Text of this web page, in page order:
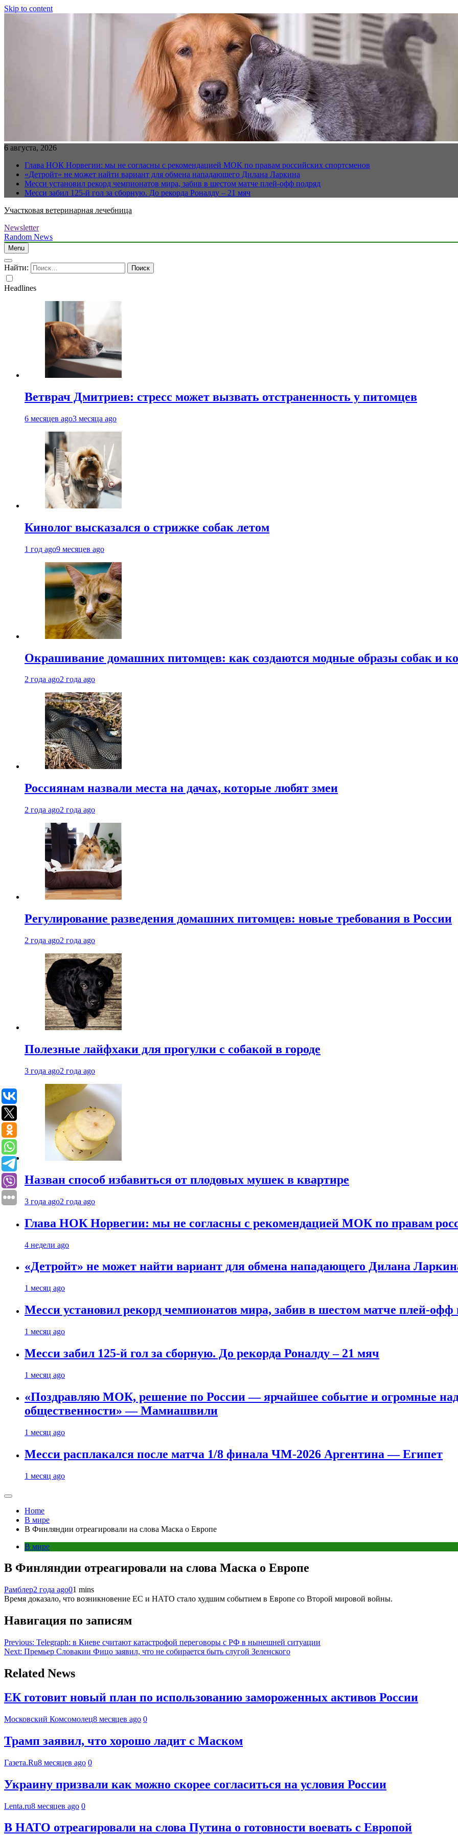
Skip to content
6 августа, 2026
Глава НОК Норвегии: мы не согласны с рекомендацией МОК по правам российских спортсменов
«Детройт» не может найти вариант для обмена нападающего Дилана Ларкина
Месси установил рекорд чемпионатов мира, забив в шестом матче плей‑офф подряд
Месси забил 125-й гол за сборную. До рекорда Роналду – 21 мяч
Участковая ветеринарная лечебница
Newsletter
Random News
Menu
Найти:
Headlines
Ветврач Дмитриев: стресс может вызвать отстраненность у питомцев
6 месяцев ago3 месяца ago
Кинолог высказался о стрижке собак летом
1 год ago9 месяцев ago
Окрашивание домашних питомцев: как создаются модные образы собак и
2 года ago2 года ago
Россиянам назвали места на дачах, которые любят змеи
2 года ago2 года ago
Регулирование разведения домашних питомцев: новые требования в России
2 года ago2 года ago
Полезные лайфхаки для прогулки с собакой в городе
3 года ago2 года ago
Назван способ избавиться от плодовых мушек в квартире
3 года ago2 года ago
Глава НОК Норвегии: мы не согласны с рекомендацией МОК по правам
4 недели ago
«Детройт» не может найти вариант для обмена нападающего Дилана
1 месяц ago
Месси установил рекорд чемпионатов мира, забив в шестом матче плей‑офф
1 месяц ago
Месси забил 125-й гол за сборную. До рекорда Роналду – 21 мяч
1 месяц ago
«Поздравляю МОК, решение по России — ярчайшее событие и огромные
общественности» — Мамиашвили
1 месяц ago
Месси расплакался после матча 1/8 финала ЧМ-2026 Аргентина — Египет
1 месяц ago
Home
В мире
В Финляндии отреагировали на слова Маска о Европе
В мире
В Финляндии отреагировали на слова Маска о Европе
Рамблер2 года ago01 mins
Время доказало, что возникновение ЕС и НАТО стало худшим событием в Европе со Второй мировой войны.
Навигация по записям
Previous: Telegraph: в Киеве считают катастрофой переговоры с РФ в нынешней ситуации
Next: Премьер Словакии Фицо заявил, что не собирается быть слугой Зеленского
Related News
ЕК готовит новый план по использованию замороженных активов России
Московский Комсомолец8 месяцев ago 0
Трамп заявил, что хорошо ладит с Маском
Газета.Ru8 месяцев ago 0
Украину призвали как можно скорее согласиться на условия России
Lenta.ru8 месяцев ago 0
В НАТО отреагировали на слова Путина о готовности воевать с Европой